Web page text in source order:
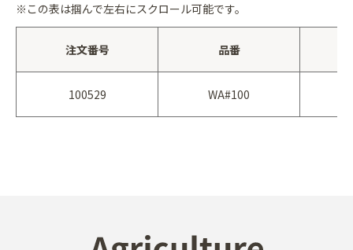
※この表は掴んで左右にスクロール可能です。
注文番号 品番
100529 WA#100